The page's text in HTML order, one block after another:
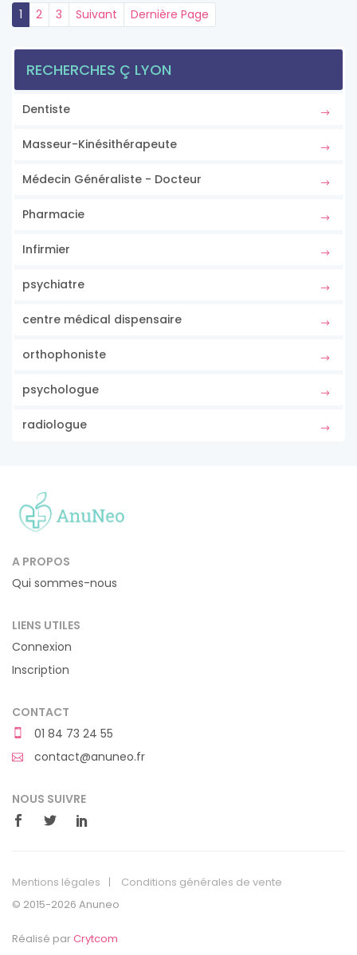
1 2 3 Suivant Dernière Page
RECHERCHES Ç LYON
Dentiste
Masseur-Kinésithérapeute
Médecin Généraliste - Docteur
Pharmacie
Infirmier
psychiatre
centre médical dispensaire
orthophoniste
psychologue
radiologue
A PROPOS
Qui sommes-nous
LIENS UTILES
Connexion
Inscription
CONTACT
01 84 73 24 55
contact@anuneo.fr
NOUS SUIVRE
Mentions légales
Conditions générales de vente
© 2015-2026 Anuneo
Réalisé parCrytcom